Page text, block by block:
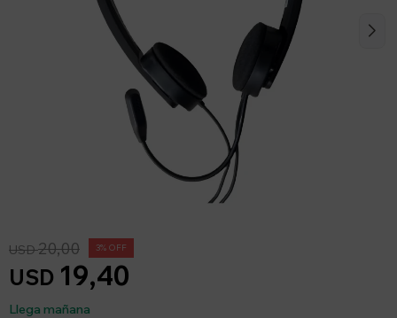
USD 19,40
USD20,00 3
Llega mañana